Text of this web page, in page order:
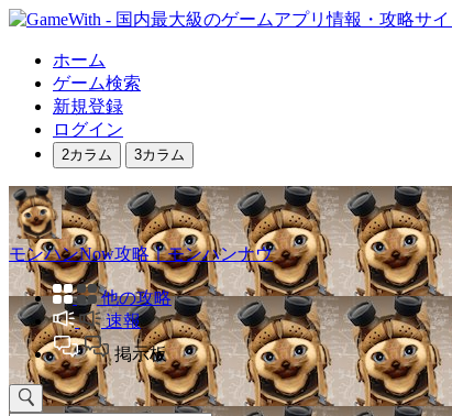
ホーム
ゲーム検索
新規登録
ログイン
2カラム 3カラム
モンハンNow攻略｜モンハンナウ
他の攻略
速報
掲示板